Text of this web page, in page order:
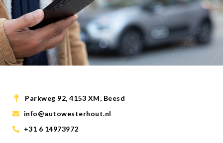
Parkweg 92, 4153 XM, Beesd
info@autowesterhout.nl
+31 6 14973972